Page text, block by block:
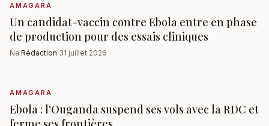
AMAGARA
Un candidat-vaccin contre Ebola entre en phase
de production pour des essais cliniques
Na Rédaction·31 juillet 2026
AMAGARA
Ebola : l'Ouganda suspend ses vols avec la RDC et